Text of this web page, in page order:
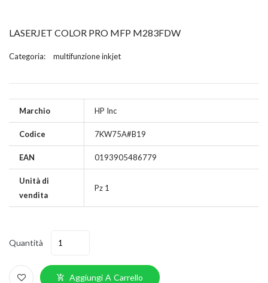
LASERJET COLOR PRO MFP M283FDW
Categoria: multifunzione inkjet
Marchio HP Inc
Codice 7KW75A#B19
EAN 0193905486779
Unità di
vendita
Pz 1
Quantità
Aggiungi A Carrello